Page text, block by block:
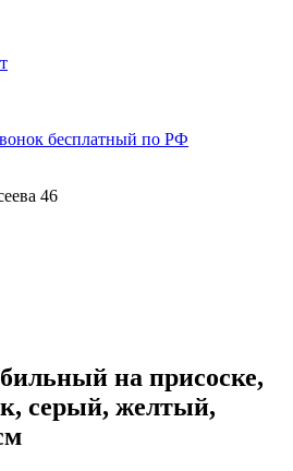
бесплатный по РФ
46
на присоске,
серый, желтый,